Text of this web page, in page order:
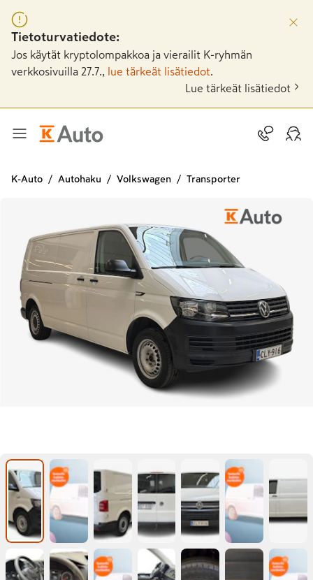
Tietoturvatiedote:
Jos käytät kryptolompakkoa ja vierailit K-ryhmän
verkkosivuilla 27.7.,
lue tärkeät lisätiedot
Lue tärkeät lisätiedot
K-Auto Autohaku Volkswagen Transporter